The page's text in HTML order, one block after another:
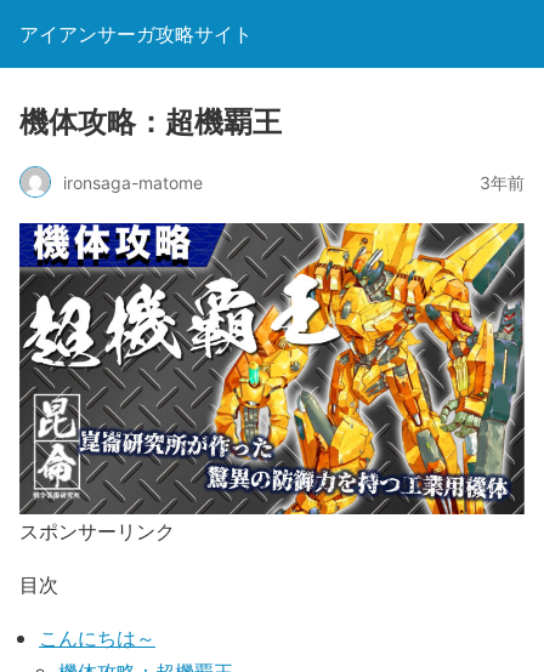
アイアンサーガ攻略サイト
機体攻略：超機覇王
ironsaga-matome 3年前
スポンサーリンク
目次
こんにちは～